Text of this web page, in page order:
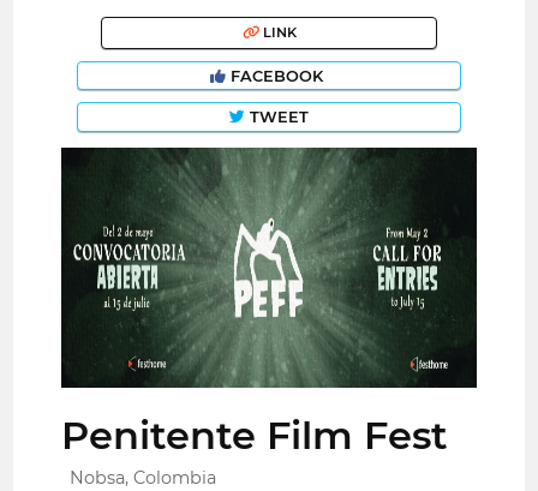
LINK
FACEBOOK
TWEET
Penitente Film Fest
Nobsa, Colombia